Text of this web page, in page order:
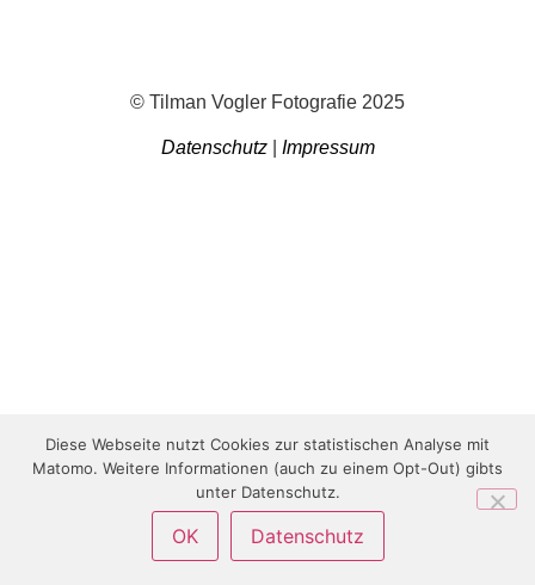
© Tilman Vogler Fotografie 2025
Datenschutz| Impressum
Diese Webseite nutzt Cookies zur statistischen Analyse mit
Matomo. Weitere Informationen (auch zu einem Opt-Out) gibts
unter Datenschutz.
OK Datenschutz